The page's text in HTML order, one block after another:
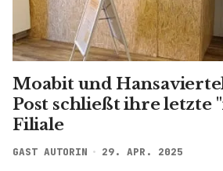
Moabit und
Post schließt ihre letzte
Filiale
GAST AUTORIN 29. APR. 2025